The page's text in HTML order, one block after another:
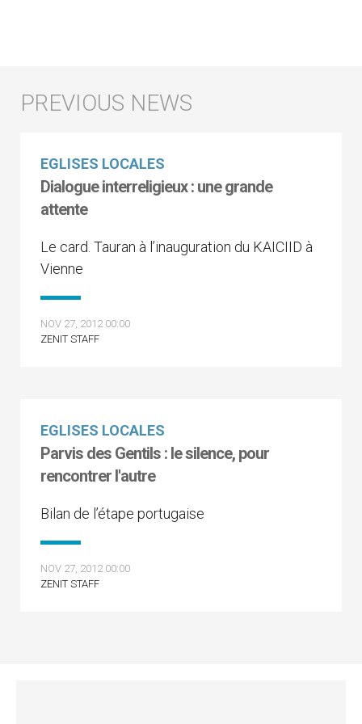
EGLISES LOCALES
Dialogue interreligieux : une grande
attente
Le card. Tauran à l’inauguration du KAICIID à
Vienne
NOV 27, 2012 00:00
ZENIT STAFF
EGLISES LOCALES
Parvis des Gentils : le silence, pour
rencontrer l'autre
Bilan de l’étape portugaise
NOV 27, 2012 00:00
ZENIT STAFF